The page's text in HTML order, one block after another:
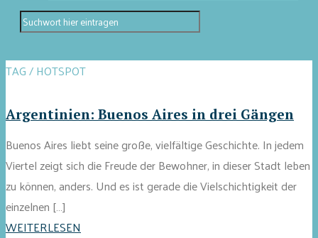
TAG / HOTSPOT
Argentinien: Buenos Aires in drei Gängen
Buenos Aires liebt seine große, vielfältige Geschichte. In jedem
Viertel zeigt sich die Freude der Bewohner, in dieser Stadt leben
zu können, anders. Und es ist gerade die Vielschichtigkeit der
einzelnen […]
WEITERLESEN